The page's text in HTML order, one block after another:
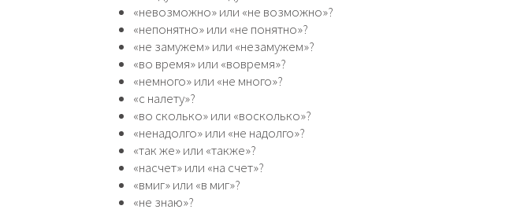
«невозможно» или «не возможно»?
«непонятно» или «не понятно»?
«не замужем» или «незамужем»?
«во время» или «вовремя»?
«немного» или «не много»?
«с налету»?
«во сколько» или «восколько»?
«ненадолго» или «не надолго»?
«так же» или «также»?
«насчет» или «на счет»?
«вмиг» или «в миг»?
«не знаю»?